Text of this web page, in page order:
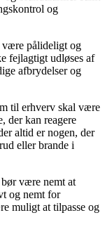
og
være pålideligt og
fejlagtigt udløses af
afbrydelser og
til erhverv skal være
der kan reagere
altid er nogen, der
eller brande i
være nemt at
og nemt for
muligt at tilpasse og